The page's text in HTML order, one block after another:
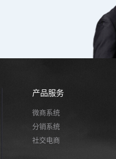
产品服务
微商系统
分销系统
社交电商